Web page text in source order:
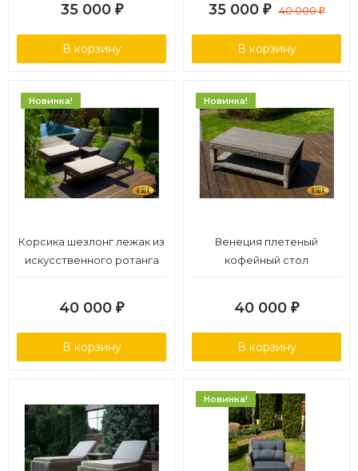
35 000 ₽
В корзину
35 000 ₽ 40 000₽
В корзину
Новинка!
Корсика шезлонг лежак из
искусственного ротанга
40 000 ₽
В корзину
Новинка!
Венеция плетеный
кофейный стол
40 000 ₽
В корзину
Новинка!